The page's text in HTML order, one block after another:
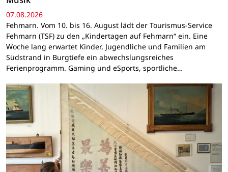
07.08.2026
Fehmarn. Vom 10. bis 16. August lädt der Tourismus-Service
Fehmarn (TSF) zu den „Kindertagen auf Fehmarn“ ein. Eine
Woche lang erwartet Kinder, Jugendliche und Familien am
Südstrand in Burgtiefe ein abwechslungsreiches
Ferienprogramm. Gaming und eSports, sportliche…